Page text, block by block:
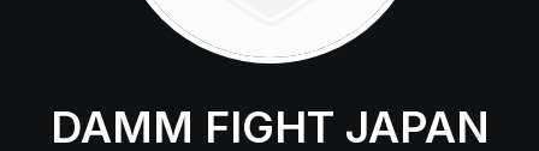
DAMM FIGHT JAPAN